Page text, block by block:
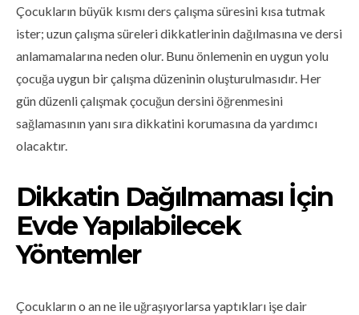
Çocukların büyük kısmı ders çalışma süresini kısa tutmak
ister; uzun çalışma süreleri dikkatlerinin dağılmasına ve dersi
anlamamalarına neden olur. Bunu önlemenin en uygun yolu
çocuğa uygun bir çalışma düzeninin oluşturulmasıdır. Her
gün düzenli çalışmak çocuğun dersini öğrenmesini
sağlamasının yanı sıra dikkatini korumasına da yardımcı
olacaktır.
Dikkatin Dağılmaması İçin
Evde Yapılabilecek
Yöntemler
Çocukların o an ne ile uğraşıyorlarsa yaptıkları işe dair